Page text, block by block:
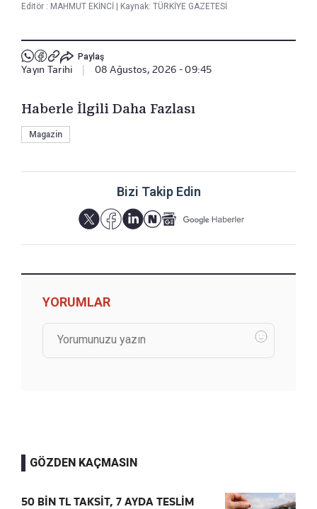
Editör : MAHMUT EKİNCİ | Kaynak: TÜRKİYE GAZETESİ
Paylaş
Yayın Tarihi | 08 Ağustos, 2026 - 09:45
Haberle İlgili Daha Fazlası
Magazin
Bizi Takip Edin
YORUMLAR
GÖZDEN KAÇMASIN
50 BİN TL TAKSİT, 7 AYDA TESLİM